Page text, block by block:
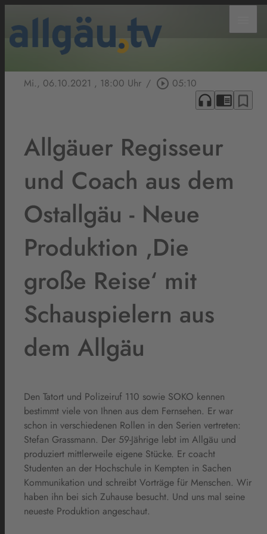
Mi., 06.10.2021 , 18:00 Uhr / play_circle_outline 05:10
headphones chrome_reader_mode bookmark_border
Allgäuer Regisseur
und Coach aus dem
Ostallgäu - Neue
Produktion ‚Die
große Reise‘ mit
Schauspielern aus
dem Allgäu
Den Tatort und Polizeiruf 110 sowie SOKO kennen
bestimmt viele von Ihnen aus dem Fernsehen. Er war
schon in verschiedenen Rollen in den Serien vertreten:
Stefan Grassmann. Der 59-Jährige lebt im Allgäu und
produziert mittlerweile eigene Stücke. Er coacht
Studenten an der Hochschule in Kempten in Sachen
Kommunikation und schreibt Vorträge für Menschen. Wir
haben ihn bei sich Zuhause besucht. Und uns mal seine
neueste Produktion angeschaut.